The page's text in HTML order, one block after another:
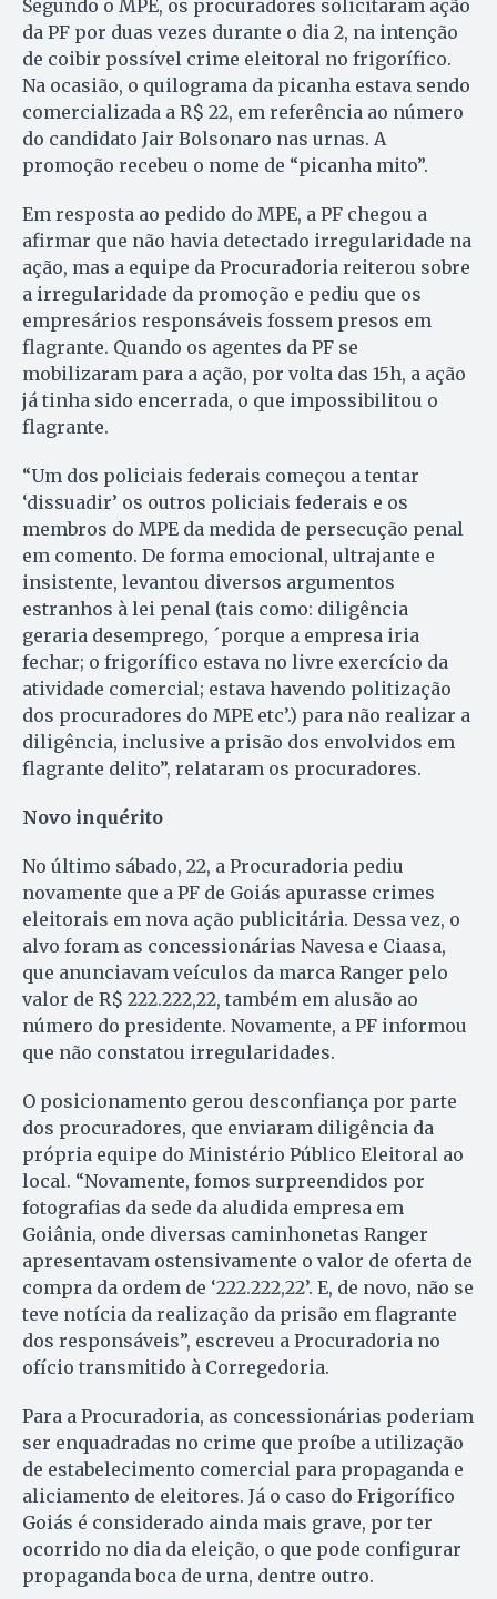
Segundo o MPE, os procuradores solicitaram ação
da PF por duas vezes durante o dia 2, na intenção
de coibir possível crime eleitoral no frigorífico.
Na ocasião, o quilograma da picanha estava sendo
comercializada a R$ 22, em referência ao número
do candidato Jair Bolsonaro nas urnas. A
promoção recebeu o nome de “picanha mito”.
Em resposta ao pedido do MPE, a PF chegou a
afirmar que não havia detectado irregularidade na
ação, mas a equipe da Procuradoria reiterou sobre
a irregularidade da promoção e pediu que os
empresários responsáveis fossem presos em
flagrante. Quando os agentes da PF se
mobilizaram para a ação, por volta das 15h, a ação
já tinha sido encerrada, o que impossibilitou o
flagrante.
“Um dos policiais federais começou a tentar
‘dissuadir’ os outros policiais federais e os
membros do MPE da medida de persecução penal
em comento. De forma emocional, ultrajante e
insistente, levantou diversos argumentos
estranhos à lei penal (tais como: diligência
geraria desemprego, ´porque a empresa iria
fechar; o frigorífico estava no livre exercício da
atividade comercial; estava havendo politização
dos procuradores do MPE etc’.) para não realizar a
diligência, inclusive a prisão dos envolvidos em
flagrante delito”, relataram os procuradores.
Novo inquérito
No último sábado, 22, a Procuradoria pediu
novamente que a PF de Goiás apurasse crimes
eleitorais em nova ação publicitária. Dessa vez, o
alvo foram as concessionárias Navesa e Ciaasa,
que anunciavam veículos da marca Ranger pelo
valor de R$ 222.222,22, também em alusão ao
número do presidente. Novamente, a PF informou
que não constatou irregularidades.
O posicionamento gerou desconfiança por parte
dos procuradores, que enviaram diligência da
própria equipe do Ministério Público Eleitoral ao
local. “Novamente, fomos surpreendidos por
fotografias da sede da aludida empresa em
Goiânia, onde diversas caminhonetas Ranger
apresentavam ostensivamente o valor de oferta de
compra da ordem de ‘222.222,22’. E, de novo, não se
teve notícia da realização da prisão em flagrante
dos responsáveis”, escreveu a Procuradoria no
ofício transmitido à Corregedoria.
Para a Procuradoria, as concessionárias poderiam
ser enquadradas no crime que proíbe a utilização
de estabelecimento comercial para propaganda e
aliciamento de eleitores. Já o caso do Frigorífico
Goiás é considerado ainda mais grave, por ter
ocorrido no dia da eleição, o que pode configurar
propaganda boca de urna, dentre outro.